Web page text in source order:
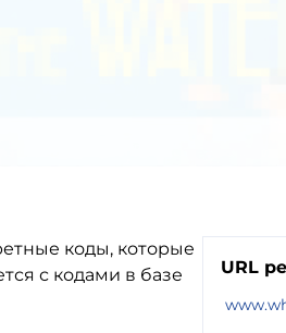
коды, которые
с кодами в базе
URL